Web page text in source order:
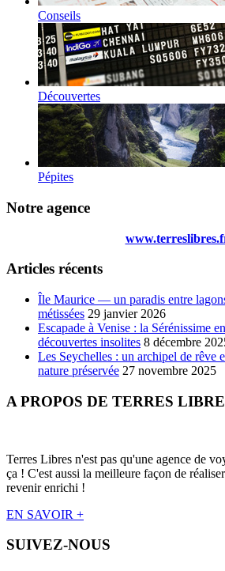
Conseils
Découvertes
Pépites
Notre agence
Articles récents
Île Maurice — un paradis entre
métissées 29 janvier 2026
Escapade à Venise : la Sérénissime
découvertes insolites 8 décembre
Les Seychelles : un archipel de rêve
nature préservée 27 novembre 2025
A PROPOS DE TERRES
Terres Libres n'est pas qu'une agence de
ça ! C'est aussi la meilleure façon de
revenir enrichi !
EN SAVOIR +
SUIVEZ-NOUS